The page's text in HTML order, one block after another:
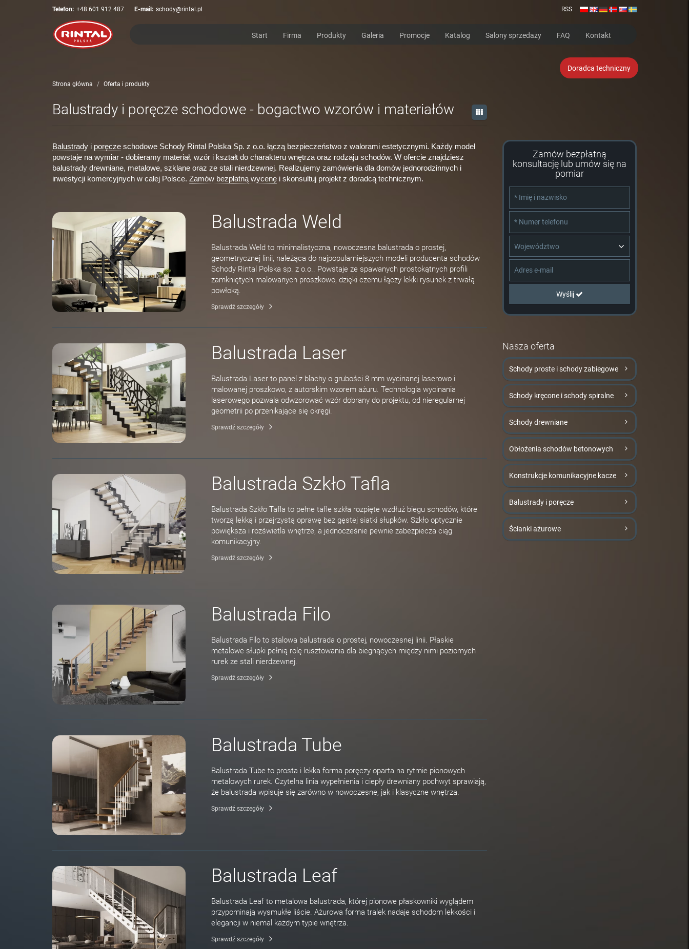
Telefon: +48 601 912 487 E-mail: schody@rintal.pl RSS
Start Firma Produkty Galeria Promocje Katalog Salony sprzedaży FAQ Kontakt
Doradca techniczny
Strona główna Oferta i produkty
Balustrady i poręcze schodowe - bogactwo wzorów i materiałów
Balustrady i poręcze schodowe Schody Rintal Polska Sp. z o.o. łączą bezpieczeństwo z walorami estetycznymi. Każdy model
powstaje na wymiar - dobieramy materiał, wzór i kształt do charakteru wnętrza oraz rodzaju schodów. W ofercie znajdziesz
balustrady drewniane, metalowe, szklane oraz ze stali nierdzewnej. Realizujemy zamówienia dla domów jednorodzinnych i
inwestycji komercyjnych w całej Polsce. Zamów bezpłatną wycenę i skonsultuj projekt z doradcą technicznym.
Balustrada Weld
Balustrada Weld to minimalistyczna, nowoczesna balustrada o prostej,
geometrycznej linii, należąca do najpopularniejszych modeli producenta schodów
Schody Rintal Polska sp. z o.o.. Powstaje ze spawanych prostokątnych profili
zamkniętych malowanych proszkowo, dzięki czemu łączy lekki rysunek z trwałą
powłoką.
Sprawdź szczegóły
Balustrada Laser
Balustrada Laser to panel z blachy o grubości 8 mm wycinanej laserowo i
malowanej proszkowo, z autorskim wzorem ażuru. Technologia wycinania
laserowego pozwala odwzorować wzór dobrany do projektu, od nieregularnej
geometrii po przenikające się okręgi.
Sprawdź szczegóły
Balustrada Szkło Tafla
Balustrada Szkło Tafla to pełne tafle szkła rozpięte wzdłuż biegu schodów, które
tworzą lekką i przejrzystą oprawę bez gęstej siatki słupków. Szkło optycznie
powiększa i rozświetla wnętrze, a jednocześnie pewnie zabezpiecza ciąg
komunikacyjny.
Sprawdź szczegóły
Balustrada Filo
Balustrada Filo to stalowa balustrada o prostej, nowoczesnej linii. Płaskie
metalowe słupki pełnią rolę rusztowania dla biegnących między nimi poziomych
rurek ze stali nierdzewnej.
Sprawdź szczegóły
Balustrada Tube
Balustrada Tube to prosta i lekka forma poręczy oparta na rytmie pionowych
metalowych rurek. Czytelna linia wypełnienia i ciepły drewniany pochwyt sprawiają,
że balustrada wpisuje się zarówno w nowoczesne, jak i klasyczne wnętrza.
Sprawdź szczegóły
Balustrada Leaf
Balustrada Leaf to metalowa balustrada, której pionowe płaskowniki wyglądem
przypominają wysmukłe liście. Ażurowa forma tralek nadaje schodom lekkości i
elegancji w niemal każdym typie wnętrza.
Sprawdź szczegóły
Zamów bezpłatną
konsultację lub umów się na
pomiar
Województwo
Wyślij
Nasza oferta
Schody proste i schody zabiegowe
Schody kręcone i schody spiralne
Schody drewniane
Obłożenia schodów betonowych
Konstrukcje komunikacyjne kacze
Balustrady i poręcze
Ścianki ażurowe